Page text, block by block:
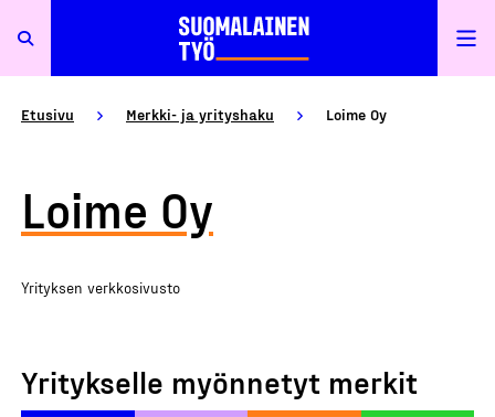
Etusivu Merkki- ja yrityshaku Loime Oy
Loime Oy
Yrityksen verkkosivusto
Yritykselle myönnetyt merkit